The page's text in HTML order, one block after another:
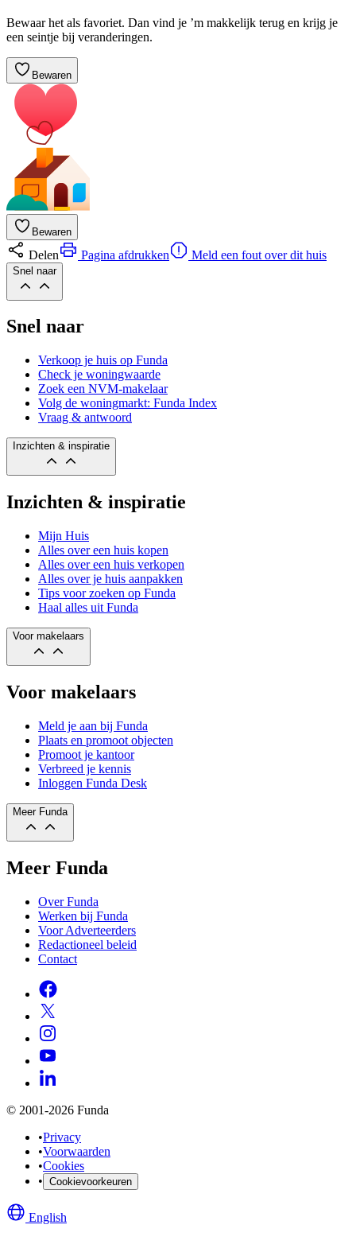
Bewaar het als favoriet. Dan vind je ’m makkelijk terug en krijg je
een seintje bij veranderingen.
Bewaren
Bewaren
Delen Pagina afdrukken Meld een fout over dit huis
Snel naar
Snel naar
Verkoop je huis op Funda
Check je woningwaarde
Zoek een NVM-makelaar
Volg de woningmarkt: Funda Index
Vraag & antwoord
Inzichten & inspiratie
Inzichten & inspiratie
Mijn Huis
Alles over een huis kopen
Alles over een huis verkopen
Alles over je huis aanpakken
Tips voor zoeken op Funda
Haal alles uit Funda
Voor makelaars
Voor makelaars
Meld je aan bij Funda
Plaats en promoot objecten
Promoot je kantoor
Verbreed je kennis
Inloggen Funda Desk
Meer Funda
Meer Funda
Over Funda
Werken bij Funda
Voor Adverteerders
Redactioneel beleid
Contact
© 2001-2026 Funda
•Privacy
•Voorwaarden
•Cookies
• Cookievoorkeuren
English